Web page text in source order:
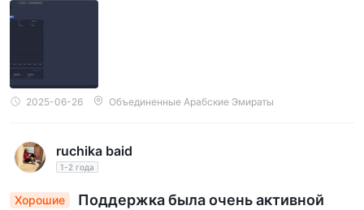
2025-06-26 Объединенные Арабские Эмираты
ruchika baid
1-2 года
Хорошие Поддержка была очень активной